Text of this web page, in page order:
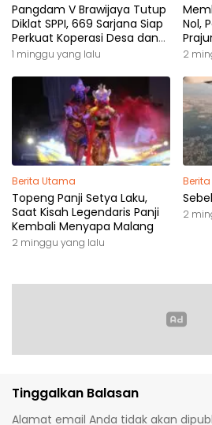
Pangdam V Brawijaya Tutup
Diklat SPPI, 669 Sarjana Siap
Perkuat Koperasi Desa dan
Kampung Nelayan
1 minggu yang lalu
Nol,
2
Berita Utama
Topeng Panji Setya Laku,
Saat Kisah Legendaris Panji
Kembali Menyapa Malang
2 minggu yang lalu
2
Tinggalkan Balasan
Alamat email Anda tidak akan